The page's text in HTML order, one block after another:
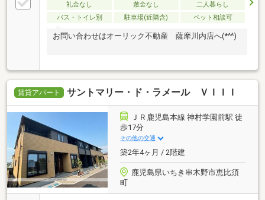
礼金なし 敷金なし
二人暮らし
バス・トイレ別
駐車場(近隣含) ペット相談可
お問い合わせはオーリック不動産 薩摩川内店へ(*^^)
賃貸アパート サントマリー・ド・ラメール ＶＩＩＩ
ＪＲ鹿児島本線 神村学園前駅 徒
歩17分
その他の交通
築2年4ヶ月 / 2階建
鹿児島県いちき串木野市恵比須
町